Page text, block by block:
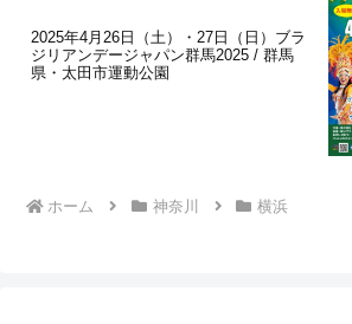
2025年4月26日（土）・27日（日）ブラ
ジリアンデージャパン群馬2025 / 群馬
県・太田市運動公園
ホーム 神奈川 横浜